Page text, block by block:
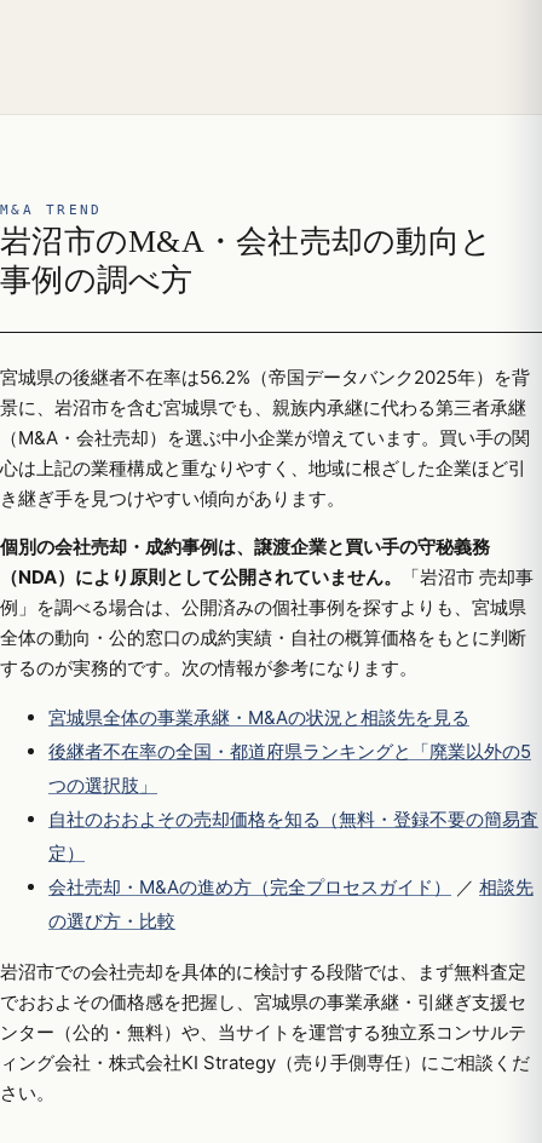
M&A TREND
岩沼市のM&A・会社売却の動向と
事例の調べ方
宮城県の後継者不在率は56.2%（帝国データバンク2025年）を背
景に、岩沼市を含む宮城県でも、親族内承継に代わる第三者承継
（M&A・会社売却）を選ぶ中小企業が増えています。買い手の関
心は上記の業種構成と重なりやすく、地域に根ざした企業ほど引
き継ぎ手を見つけやすい傾向があります。
個別の会社売却・成約事例は、譲渡企業と買い手の守秘義務
（NDA）により原則として公開されていません。
「岩沼市 売却事
例」を調べる場合は、公開済みの個社事例を探すよりも、宮城県
全体の動向・公的窓口の成約実績・自社の概算価格をもとに判断
するのが実務的です。次の情報が参考になります。
宮城県全体の事業承継・M&Aの状況と相談先を見る
後継者不在率の全国・都道府県ランキングと「廃業以外の5
つの選択肢」
自社のおおよその売却価格を知る（無料・登録不要の簡易査
定）
会社売却・M&Aの進め方（完全プロセスガイド）
／ 相談先
の選び方・比較
岩沼市での会社売却を具体的に検討する段階では、まず無料査定
でおおよその価格感を把握し、宮城県の事業承継・引継ぎ支援セ
ンター（公的・無料）や、当サイトを運営する独立系コンサルテ
ィング会社・株式会社KI Strategy（売り手側専任）にご相談くだ
さい。